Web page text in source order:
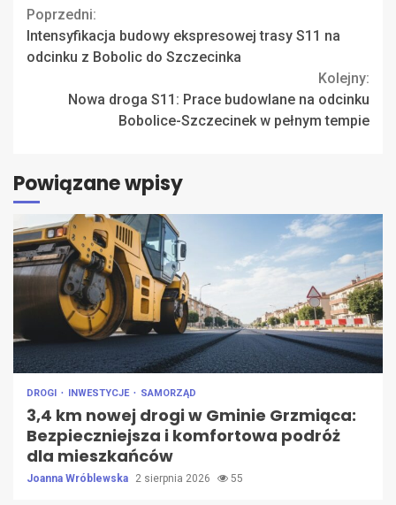
Continue
Reading
Poprzedni:
Intensyfikacja budowy ekspresowej trasy S11 na
odcinku z Bobolic do Szczecinka
Kolejny:
Nowa droga S11: Prace budowlane na odcinku
Bobolice-Szczecinek w pełnym tempie
Powiązane wpisy
DROGI INWESTYCJE SAMORZĄD
3,4 km nowej drogi w Gminie Grzmiąca:
Bezpieczniejsza i komfortowa podróż
dla mieszkańców
Joanna Wróblewska 2 sierpnia 2026 55